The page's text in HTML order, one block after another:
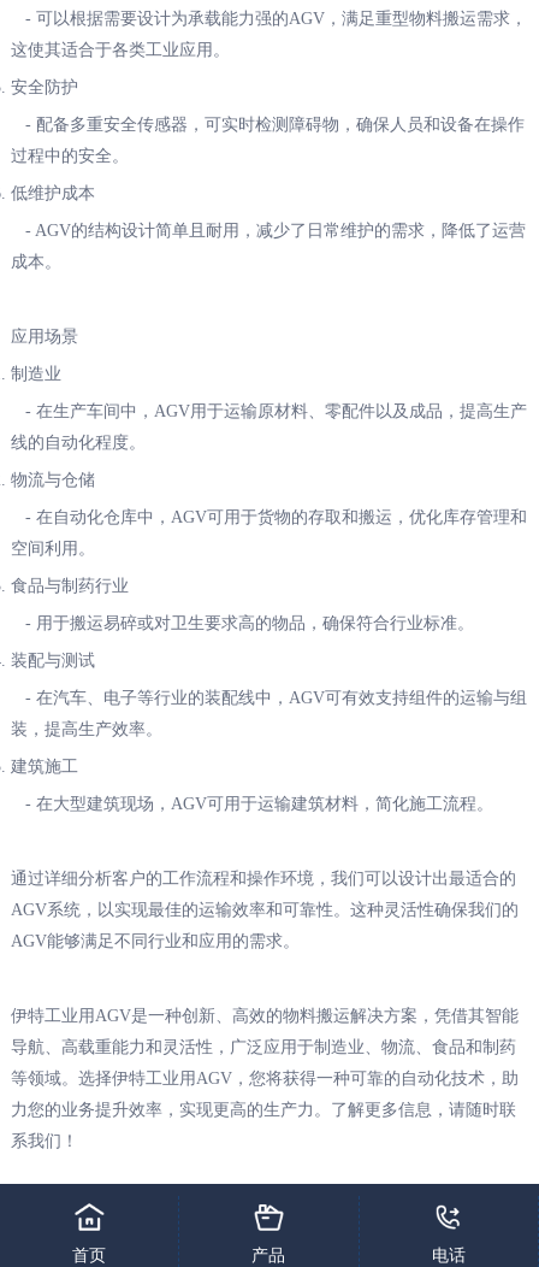
- 可以根据需要设计为承载能力强的AGV，满足重型物料搬运需求，
这使其适合于各类工业应用。
安全防护
- 配备多重安全传感器，可实时检测障碍物，确保人员和设备在操作
过程中的安全。
低维护成本
- AGV的结构设计简单且耐用，减少了日常维护的需求，降低了运营
成本。
应用场景
制造业
- 在生产车间中，AGV用于运输原材料、零配件以及成品，提高生产
线的自动化程度。
物流与仓储
- 在自动化仓库中，AGV可用于货物的存取和搬运，优化库存管理和
空间利用。
食品与制药行业
- 用于搬运易碎或对卫生要求高的物品，确保符合行业标准。
装配与测试
- 在汽车、电子等行业的装配线中，AGV可有效支持组件的运输与组
装，提高生产效率。
建筑施工
- 在大型建筑现场，AGV可用于运输建筑材料，简化施工流程。
通过详细分析客户的工作流程和操作环境，我们可以设计出最适合的
AGV系统，以实现最佳的运输效率和可靠性。这种灵活性确保我们的
AGV能够满足不同行业和应用的需求。
伊特工业用AGV是一种创新、高效的物料搬运解决方案，凭借其智能
导航、高载重能力和灵活性，广泛应用于制造业、物流、食品和制药
等领域。选择伊特工业用AGV，您将获得一种可靠的自动化技术，助
力您的业务提升效率，实现更高的生产力。了解更多信息，请随时联
系我们！
下一篇：舵轮全向车台
首页 产品 电话
乐竞网页版登录入口 kaiyun电竞官网 开云网页版 半岛平台 乐竞电竞|新利电竞